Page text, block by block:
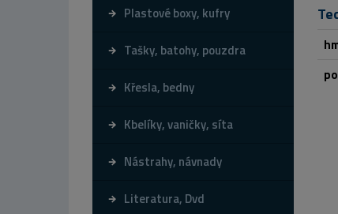
Plastové boxy, kufry
Tašky, batohy, pouzdra
Křesla, bedny
Kbelíky, vaničky, síta
Nástrahy, návnady
Literatura, Dvd